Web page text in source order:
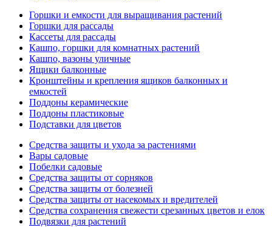
Горшки и емкости для выращивания растений
Горшки для рассады
Кассеты для рассады
Кашпо, горшки для комнатных растений
Кашпо, вазоны уличные
Ящики балконные
Кронштейны и крепления ящиков балконных и
емкостей
Поддоны керамические
Поддоны пластиковые
Подставки для цветов
Средства защиты и ухода за растениями
Вары садовые
Побелки садовые
Средства защиты от сорняков
Средства защиты от болезней
Средства защиты от насекомых и вредителей
Средства сохранения свежести срезанных цветов и елок
Подвязки для растений